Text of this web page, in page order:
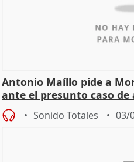
Antonio Maíllo pide a
ante el presunto caso de
Sonido Totales 03/